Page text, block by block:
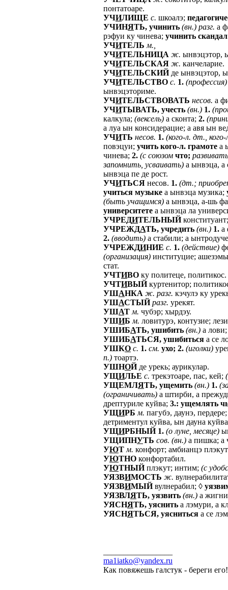
понтатоаре.
УЧИЛИЩЕ с. шкоалэ;
УЧИНЯТЬ, учинить (вн.) разг. а
рэфуи ку чинева; учинить скандал
УЧИТЕЛЬ м.,
УЧИТЕЛЬНИЦА ж. ынвэцэтор,
УЧИТЕЛЬСКАЯ ж. канчеларие.
УЧИТЕЛЬСКИЙде ынвэцэтор,
УЧИТЕЛЬСТВО с. 1. (профессия)
ынвэцэториме.
УЧИТЕЛЬСТВОВАТЬ несов. а
УЧИТЫВАТЬ, учесть (вн.) 1.
калкула; (вексель) а сконта; 2.
а луа ын консидерацие; а авя ын
УЧИТЬ несов. 1. (кого-л. дт.,
повэцуи; учить кого-л. грамоте а
чинева; 2. (с союзом что; развивать
запомнить, усваивать) а ынвэца, а
ынвэца пе де рост.
УЧИТЬСЯ несов. 1. (дт.;
учиться музыке а ынвэца музика;
(быть учащимся) а ынвэца, а-шь
университете а ынвэца ла
УЧРЕДИТЕЛЬНЫЙ
УЧРЕЖДАТЬ, учредить (вн.) 1. а
2. (вводить) а стабили; а
УЧРЕЖДИНИЕ с. 1. (действие)
(организация) институцие;
стат.
УЧТИВО ку политеце, политикос.
УЧТИВЫЙкуртенитор;
УШАНКА ж. разг. кэчулэ ку
УШАСТЫЙ разг. урекят.
УШАТ м. чубэр; хырдэу.
УШИБ м. ловитурэ, контузие;
УШИБАТЬ, ушибить (вн.) а
УШИБАТЬСЯ, ушибиться а се
УШКО с. 1. см. ухо; 2. (иголки)
п.) тоартэ.
УШНОЙде урекь; аурикулар.
УЩИЛЬЕ с. трекэтоаре, пас, кей;
УЩЕМЛЯТЬ, ущемить (вн.) 1.
(ограничивать) а штирби, а
дрептуриле куйва; 3.: ущемлять
УЩИРБ м. пагубэ, даунэ,
детриментул куйва, ын дауна
УЩИРБНЫЙ 1. (о луне, месяце)
УЩИПНУТЬ сов. (вн.) а пишка; а
УЮТ м. конфорт; амбианцэ
УЮТНО конфортабил.
УЮТНЫЙплэкут; интим; (с
УЯЗВИМОСТЬ ж.
УЯЗВИМЫЙвулнерабил; ◊
УЯЗВЛЯТЬ, уязвить (вн.) а
УЯСНЯТЬ, уяснить а лэмури, а
УЯСНЯТЬСЯ, уясниться а се
ma1iatko@yandex.ru
Как повяжешь галстук - береги